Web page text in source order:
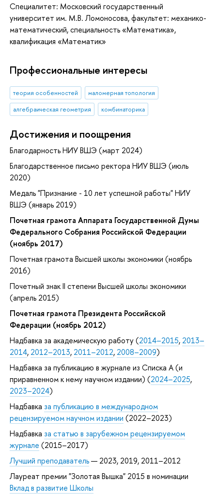
Специалитет: Московский государственный
университет им. М.В. Ломоносова, факультет: механико-
математический, специальность «Математика»,
квалификация «Математик»
Профессиональные интересы
теория особенностей
маломерная топология
алгебраическая геометрия
комбинаторика
Достижения и поощрения
Благодарность НИУ ВШЭ (март 2024)
Благодарственное письмо ректора НИУ ВШЭ (июль
2020)
Медаль "Признание - 10 лет успешной работы" НИУ
ВШЭ (январь 2019)
Почетная грамота Аппарата Государственной Думы
Федерального Собрания Российской Федерации
(ноябрь 2017)
Почетная грамота Высшей школы экономики (ноябрь
2016)
Почетный знак II степени Высшей школы экономики
(апрель 2015)
Почетная грамота Президента Российской
Федерации (ноябрь 2012)
Надбавка за академическую работу (2014–2015, 2013–
2014, 2012–2013, 2011–2012, 2008–2009)
Надбавка за публикацию в журнале из Списка А (и
приравненном к нему научном издании) (2024–2025,
2023–2024)
Надбавка за публикацию в международном
рецензируемом научном издании (2022–2023)
Надбавка за статью в зарубежном рецензируемом
журнале (2015–2017)
Лучший преподаватель— 2023, 2019, 2011–2012
Лауреат премии "Золотая Вышка" 2015 в номинации
Вклад в развитие Школы